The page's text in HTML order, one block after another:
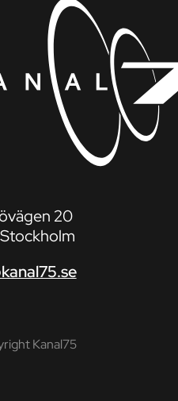
20
Stockholm
Kanal75